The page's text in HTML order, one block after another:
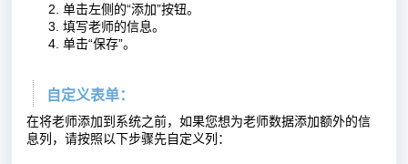
单击左侧的“添加”按钮。
填写老师的信息。
单击“保存”。
自定义表单：
在将老师添加到系统之前，如果您想为老师数据添加额外的信
息列，请按照以下步骤先自定义列：